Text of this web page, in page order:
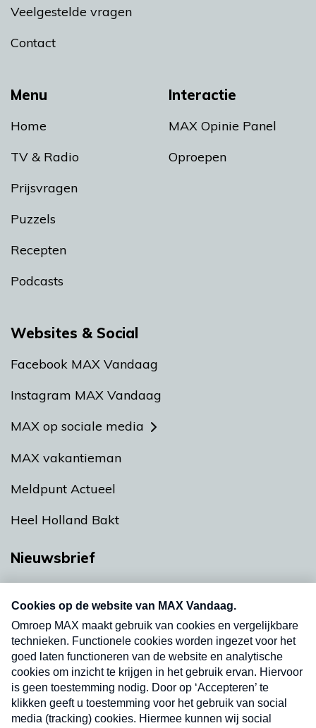
Menu
Home
TV & Radio
Prijsvragen
Puzzels
Recepten
Podcasts
Interactie
MAX Opinie Panel
Oproepen
Veelgestelde vragen
Contact
Websites & Social
Facebook MAX Vandaag
Instagram MAX Vandaag
MAX op sociale media
MAX vakantieman
Meldpunt Actueel
Heel Holland Bakt
Nieuwsbrief
nieuwsbrief. Elke vrijdag- en dinsdagochtend in
uw mailbox.
Verzend